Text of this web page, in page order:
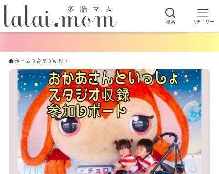
検索 カテゴリー
ホーム 育児 幼児